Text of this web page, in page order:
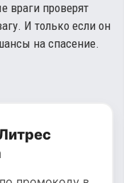
враги проверят
И только если он
на спасение.